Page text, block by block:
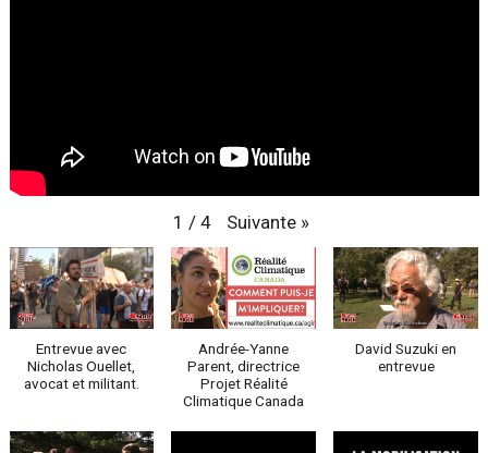
1 / 4 Suivante »
Entrevue avec
Nicholas Ouellet,
avocat et militant.
Andrée-Yanne
Parent, directrice
Projet Réalité
Climatique Canada
David Suzuki en
entrevue